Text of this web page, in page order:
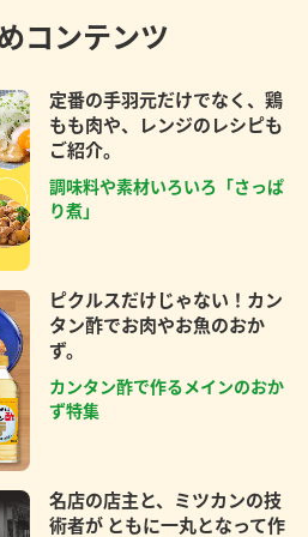
コンテンツ
定番の手羽元だけでなく、鶏
もも肉や、レンジのレシピも
ご紹介。
調味料や素材いろいろ「さっぱ
り煮」
ピクルスだけじゃない！カン
タン酢でお肉やお魚のおか
ず。
カンタン酢で作るメインのおか
ず特集
名店の店主と、ミツカンの技
術者が ともに一丸となって作